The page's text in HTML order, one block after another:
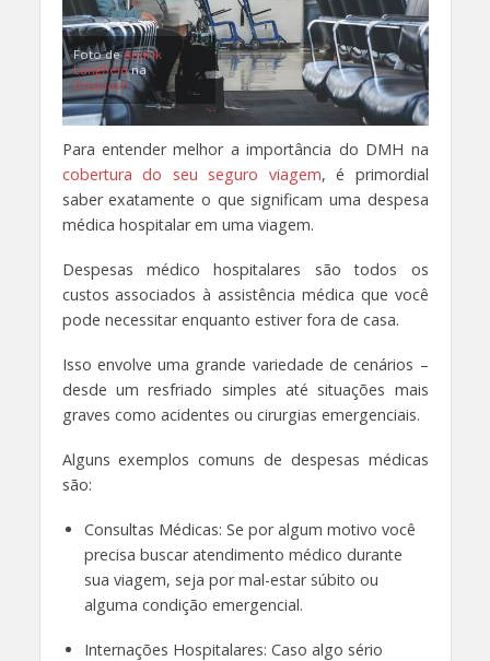
Foto deAndrik
Langfieldna
Unsplash
Para entender melhor a importância do DMH na
cobertura do seu seguro viagem, é primordial
saber exatamente o que significam uma despesa
médica hospitalar em uma viagem.
Despesas médico hospitalares são todos os
custos associados à assistência médica que você
pode necessitar enquanto estiver fora de casa.
Isso envolve uma grande variedade de cenários –
desde um resfriado simples até situações mais
graves como acidentes ou cirurgias emergenciais.
Alguns exemplos comuns de despesas médicas
são:
Consultas Médicas: Se por algum motivo você
precisa buscar atendimento médico durante
sua viagem, seja por mal-estar súbito ou
alguma condição emergencial.
Internações Hospitalares: Caso algo sério